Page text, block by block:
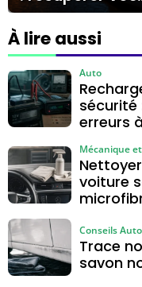
fichiers avec
cloud ou
réparateur
À lire aussi
sécurité
erreurs
Auto
voiture
Mécanique
Trace
savon
Conseils Auto